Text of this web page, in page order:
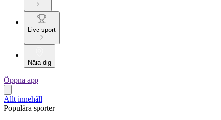
Live sport
Nära dig
Öppna app
Allt innehåll
Populära sporter